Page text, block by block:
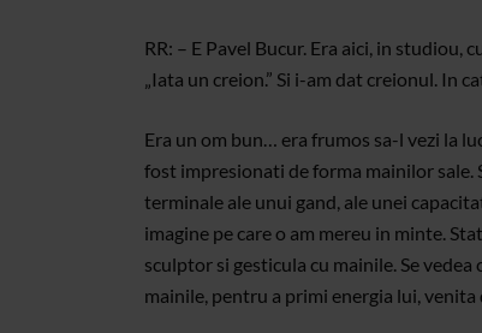
RR: – E Pavel Bucur. Era aici, in studiou,
„Iata un creion.” Si i-am dat creionul. In
Era un om bun… era frumos sa-l vezi la
fost impresionati de forma mainilor sale.
terminale ale unui gand, ale unei
imagine pe care o am mereu in minte.
sculptor si gesticula cu mainile. Se
mainile, pentru a primi energia lui,